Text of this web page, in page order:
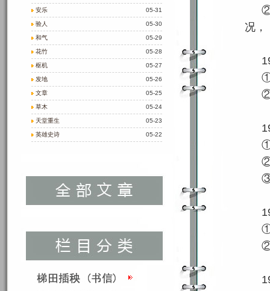
05-31
安乐
05-30
验人
05-29
和气
05-28
花竹
05-27
枢机
05-26
发地
05-25
文章
05-24
草木
05-23
天堂重生
05-22
英雄史诗
②
况
①
②
①
②
③
①
②